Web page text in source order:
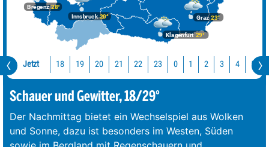
Bregenz28°
Graz23°
Innsbruck20°
Klagenfurt 29°
Jetzt 18 19 20 21 22 23 0 1 2 3 4 5
Schauer und Gewitter, 18/29°
Der Nachmittag bietet ein Wechselspiel aus Wolken
und Sonne, dazu ist besonders im Westen, Süden